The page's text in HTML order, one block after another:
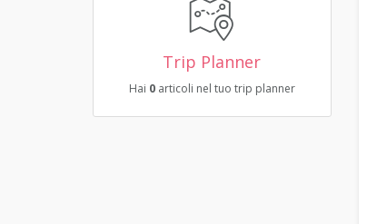
Trip Planner
Hai 0articoli nel tuo trip planner